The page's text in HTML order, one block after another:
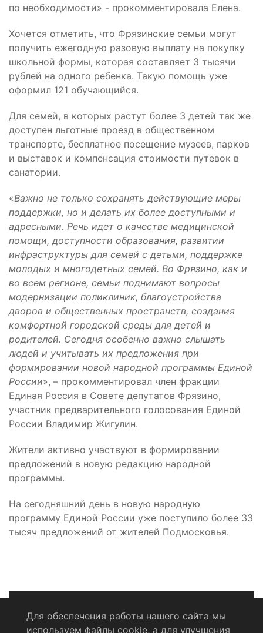
по необходимости» - прокомментировала Елена.
Хочется отметить, что Фрязинские семьи могут
получить ежегодную разовую выплату на покупку
школьной формы, которая составляет 3 тысячи
рублей на одного ребенка. Такую помощь уже
оформил 121 обучающийся.
Для семей, в которых растут более 3 детей так же
доступен льготные проезд в общественном
транспорте, бесплатное посещение музеев, парков
и выставок и компенсация стоимости путевок в
санатории.
«Важно не только сохранять действующие меры
поддержки, но и делать их более доступными и
адресными. Речь идет о качестве медицинской
помощи, доступности образования, развитии
инфраструктуры для семей с детьми, поддержке
молодых и многодетных семей. Во Фрязино, как и
во всем регионе, семьи поднимают вопросы
модернизации поликлиник, благоустройства
дворов и общественных пространств, создания
комфортной городской среды для детей и
родителей. Сегодня особенно важно слышать
людей и учитывать их предложения при
формировании новой народной программы Единой
России», – прокомментировал член фракции
Единая Россия в Совете депутатов Фрязино,
участник предварительного голосования Единой
России Владимир Жигулин.
Жители активно участвуют в формировании
предложений в новую редакцию народной
программы.
На сегодняшний день в новую народную
программу Единой России уже поступило более 33
тысяч предложений от жителей Подмосковья.
Для обеспечения работы нашего сайта мы
используем файлы cookie, а для улучшения